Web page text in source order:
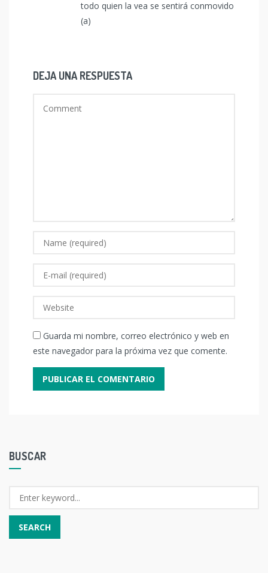
todo quien la vea se sentirá conmovido
(a)
DEJA UNA RESPUESTA
Guarda mi nombre, correo electrónico y web en
este navegador para la próxima vez que comente.
BUSCAR